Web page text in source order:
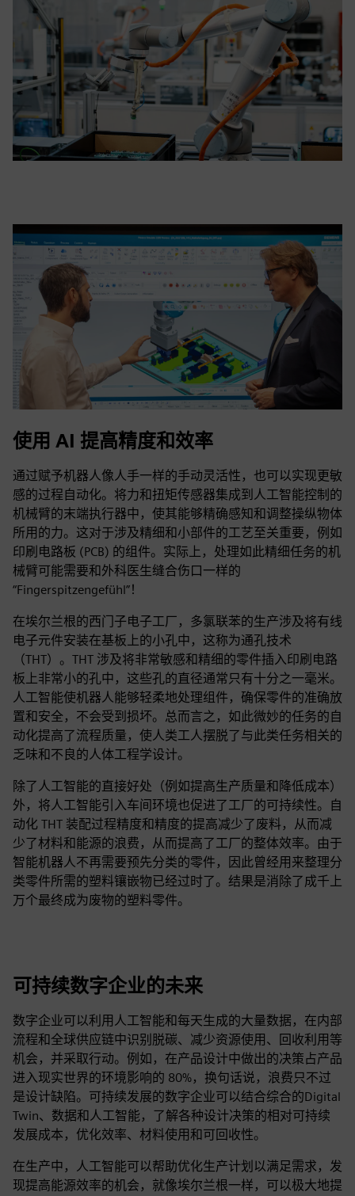
使用 AI 提高精度和效率
通过赋予机器人像人手一样的手动灵活性，也可以实现更敏
感的过程自动化。将力和扭矩传感器集成到人工智能控制的
机械臂的末端执行器中，使其能够精确感知和调整操纵物体
所用的力。这对于涉及精细和小部件的工艺至关重要，例如
印刷电路板 (PCB) 的组件。实际上，处理如此精细任务的机
械臂可能需要和外科医生缝合伤口一样的
“Fingerspitzengefühl”！
在埃尔兰根的西门子电子工厂，多氯联苯的生产涉及将有线
电子元件安装在基板上的小孔中，这称为通孔技术
（THT）。THT 涉及将非常敏感和精细的零件插入印刷电路
板上非常小的孔中，这些孔的直径通常只有十分之一毫米。
人工智能使机器人能够轻柔地处理组件，确保零件的准确放
置和安全，不会受到损坏。总而言之，如此微妙的任务的自
动化提高了流程质量，使人类工人摆脱了与此类任务相关的
乏味和不良的人体工程学设计。
除了人工智能的直接好处（例如提高生产质量和降低成本）
外，将人工智能引入车间环境也促进了工厂的可持续性。自
动化 THT 装配过程精度和精度的提高减少了废料，从而减
少了材料和能源的浪费，从而提高了工厂的整体效率。由于
智能机器人不再需要预先分类的零件，因此曾经用来整理分
类零件所需的塑料镶嵌物已经过时了。结果是消除了成千上
万个最终成为废物的塑料零件。
可持续数字企业的未来
数字企业可以利用人工智能和每天生成的大量数据，在内部
流程和全球供应链中识别脱碳、减少资源使用、回收利用等
机会，并采取行动。例如，在产品设计中做出的决策占产品
进入现实世界的环境影响的 80%，换句话说，浪费只不过
是设计缺陷。可持续发展的数字企业可以结合综合的Digital
Twin、数据和人工智能，了解各种设计决策的相对可持续
发展成本，优化效率、材料使用和可回收性。
在生产中，人工智能可以帮助优化生产计划以满足需求，发
现提高能源效率的机会，就像埃尔兰根一样，可以极大地提